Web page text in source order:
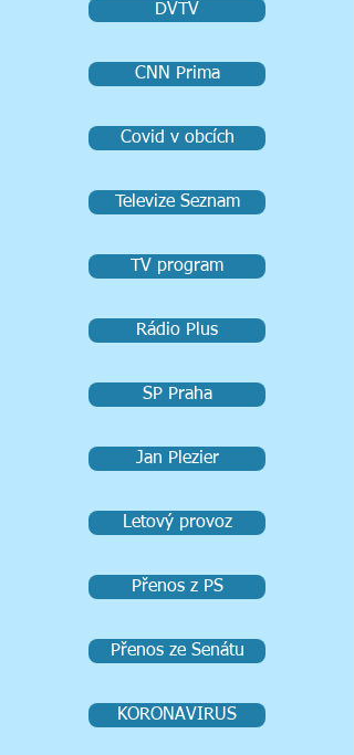
DVTV
CNN Prima
Covid v obcích
Televize Seznam
TV program
Rádio Plus
SP Praha
Jan Plezier
Letový provoz
Přenos z PS
Přenos ze Senátu
KORONAVIRUS